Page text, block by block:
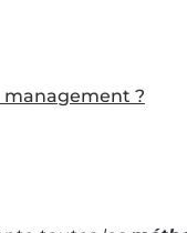
management ?